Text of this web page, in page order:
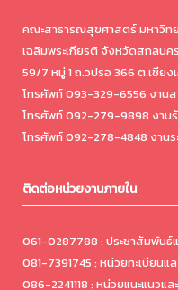
คณะสาธารณสุขศาสตร์ มหาวิท
เฉลิมพระเกียรติ จังหวัดสกลนคร
59/7 หมู่ 1 ถ.วปรอ 366 ต.เชีย
โทรศัพท์ 093-329-6556 งาน
โทรศัพท์ 092-279-9898 งาน
โทรศัพท์ 092-278-4848 งาน
ติดต่อหน่วยงานภายใน
061-0287788 : ประชาสัมพันธ์
081-7391745 : หน่วยทะเบียนแ
086-2241118 : หน่วยแนะแนวแล